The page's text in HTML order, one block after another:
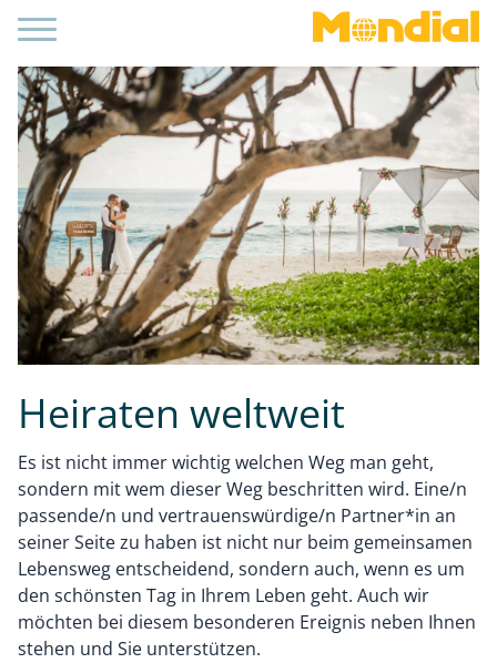
Heiraten weltweit
Es ist nicht immer wichtig welchen Weg man geht,
sondern mit wem dieser Weg beschritten wird. Eine/n
passende/n und vertrauenswürdige/n Partner*in an
seiner Seite zu haben ist nicht nur beim gemeinsamen
Lebensweg entscheidend, sondern auch, wenn es um
den schönsten Tag in Ihrem Leben geht. Auch wir
möchten bei diesem besonderen Ereignis neben Ihnen
stehen und Sie unterstützen.